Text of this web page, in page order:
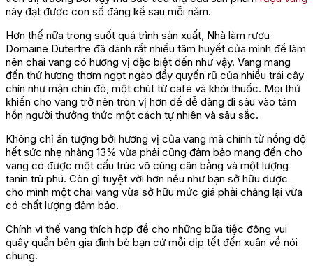
này đạt được con số đáng kể sau mỗi năm.
Hơn thế nữa trong suốt quá trình sản xuất, Nhà làm rượu
Domaine Dutertre đã dành rất nhiều tâm huyết của mình để làm
nên chai vang có hương vị đặc biệt đến như vậy. Vang mang
đến thứ hương thơm ngọt ngào đầy quyến rũ của nhiều trái cây
chín như mận chín đỏ, một chút từ café và khói thuốc. Mọi thứ
khiến cho vang trở nên tròn vị hơn để dễ dàng đi sâu vào tâm
hồn người thưởng thức một cách tự nhiên và sâu sắc.
Không chỉ ấn tượng bởi hương vị của vang mà chính từ nồng độ
hết sức nhẹ nhàng 13% vừa phải cũng đảm bảo mang đến cho
vang có được một cấu trúc vô cùng cân bằng và một lượng
tanin trù phú. Còn gì tuyệt vời hơn nếu như bạn sở hữu được
cho mình một chai vang vừa sở hữu mức giá phải chăng lại vừa
có chất lượng đảm bảo.
Chính vì thế vang thích hợp để cho những bữa tiệc đông vui
quây quần bên gia đình bè bạn cứ mỗi dịp tết đến xuân về nói
chung.